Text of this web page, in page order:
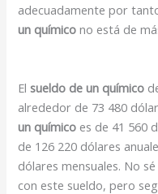
adecuadamente por
un químico no está de
Elsueldo de un químico
alrededor de 73 480
un químico es de 41 560
de 126 220 dólares
dólares mensuales. No sé
con este sueldo, pero